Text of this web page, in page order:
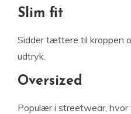
Slim fit
Sidder tættere til kroppen
udtryk.
Oversized
Populær i streetwear,